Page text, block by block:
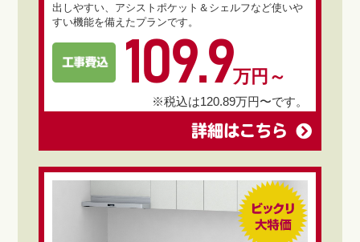
出しやすい、アシストポケット＆シェルフなど使いや
すい機能を備えたプランです。
109.9万円～
※税込は120.89万円〜です。
詳細はこちら